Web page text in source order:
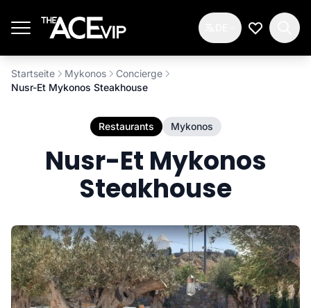
Meine
Startseite Mykonos
Concierge
Nusr-Et Mykonos Steakhouse
Restaurants Mykonos
Nusr-Et Mykonos
Steakhouse